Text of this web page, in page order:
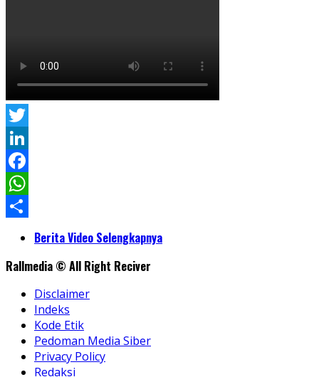
Twitter
LinkedIn
Facebook
WhatsApp
ShareBerita Video Selengkapnya
Rallmedia © All Right Reciver
Disclaimer
Indeks
Kode Etik
Pedoman Media Siber
Privacy Policy
Redaksi